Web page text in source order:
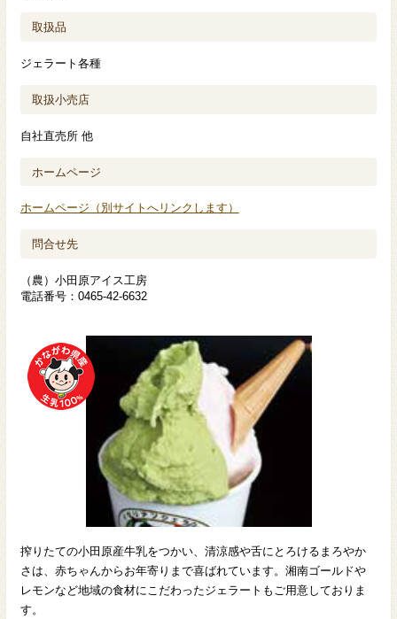
取扱品
ジェラート各種
取扱小売店
自社直売所 他
ホームページ
ホームページ（別サイトへリンクします）
問合せ先
（農）小田原アイス工房
電話番号：0465-42-6632
搾りたての小田原産牛乳をつかい、清涼感や舌にとろけるまろやか
さは、赤ちゃんからお年寄りまで喜ばれています。湘南ゴールドや
レモンなど地域の食材にこだわったジェラートもご用意しておりま
す。